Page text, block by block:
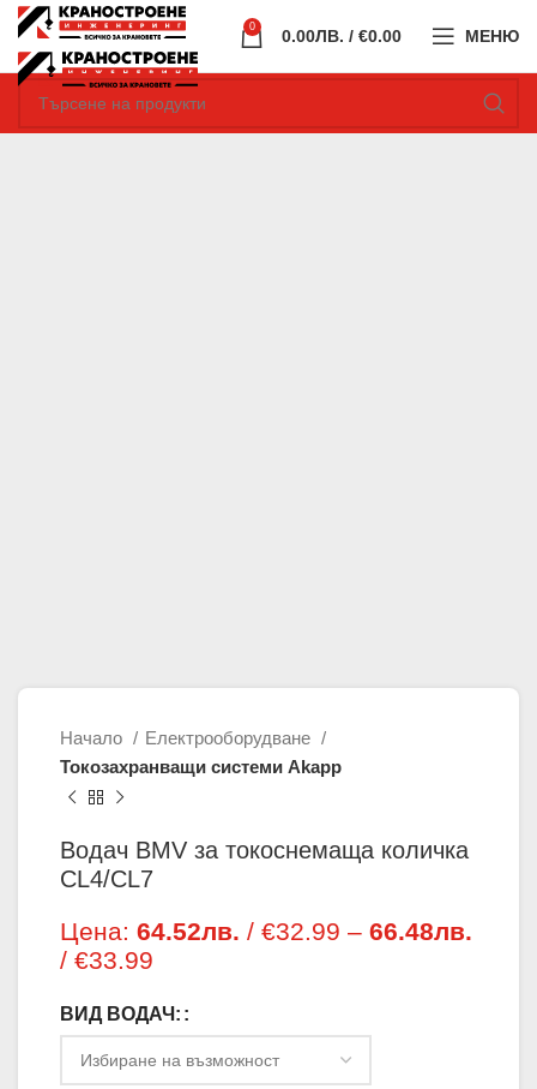
0 0.00ЛВ. / €0.00 МЕНЮ
Начало
Електрооборудване
Токозахранващи системи Akapp
Водач BMV за токоснемаща количка
CL4/CL7
Цена: 64.52лв. / €32.99 – 66.48лв.
/ €33.99
ВИД ВОДАЧ: